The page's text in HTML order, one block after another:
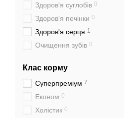
Здоров'я суглобів 0
Здоров'я печінки 0
Здоров'я серця 1
Очищення зубів 0
діабет 1
Активний спосіб життя
Малоактивний спосіб
Клас корму
Суперпреміум 7
Економ 0
Холістик 0